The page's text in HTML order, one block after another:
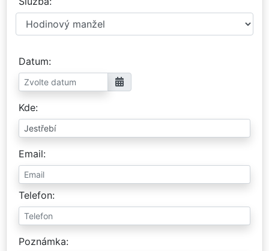
Datum
Kde
Email
Telefon
Poznámka